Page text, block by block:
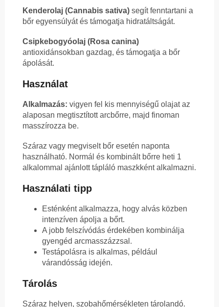
Kenderolaj (Cannabis sativa) segít fenntartani a
bőr egyensúlyát és támogatja hidratáltságát.
Csipkebogyóolaj (Rosa canina)
antioxidánsokban gazdag, és támogatja a bőr
ápolását.
Használat
Alkalmazás: vigyen fel kis mennyiségű olajat az
alaposan megtisztított arcbőrre, majd finoman
masszírozza be.
Száraz vagy megviselt bőr esetén naponta
használható. Normál és kombinált bőrre heti 1
alkalommal ajánlott tápláló maszkként alkalmazni.
Használati tipp
Esténként alkalmazza, hogy alvás közben
intenzíven ápolja a bőrt.
A jobb felszívódás érdekében kombinálja
gyengéd arcmasszázzsal.
Testápolásra is alkalmas, például
várandósság idején.
Tárolás
Száraz helyen, szobahőmérsékleten tárolandó.